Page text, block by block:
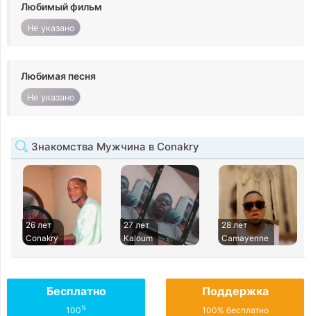
Любимый фильм
Не указано
Любимая песня
Не указано
Знакомства Мужчина в Conakry
26 лет
Conakry
27 лет
Kaloum
28 лет
Camayenne
Бесплатно
100%
Поддержка
100% бесплатно